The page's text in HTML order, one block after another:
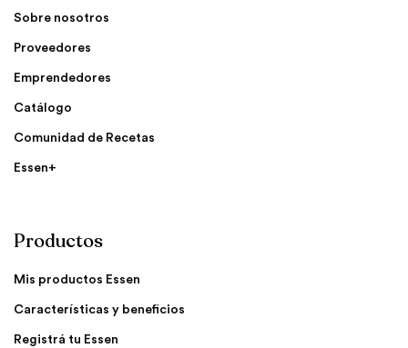
Sobre nosotros
Proveedores
Emprendedores
Catálogo
Comunidad de Recetas
Essen+
Productos
Mis productos Essen
Características y beneficios
Registrá tu Essen